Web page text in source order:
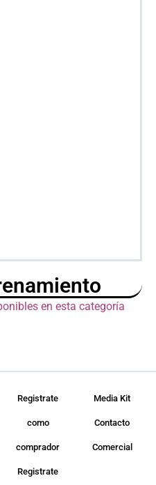
en esta categoría
Registrate
como
comprador
Registrate
Media Kit
Contacto
Comercial